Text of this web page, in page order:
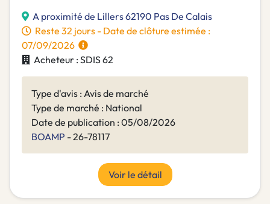
A proximité de Lillers 62190 Pas De Calais
Reste 32 jours - Date de clôture estimée :
07/09/2026
Acheteur : SDIS 62
Type d'avis : Avis de marché
Type de marché : National
Date de publication : 05/08/2026
BOAMP - 26-78117
Voir le détail